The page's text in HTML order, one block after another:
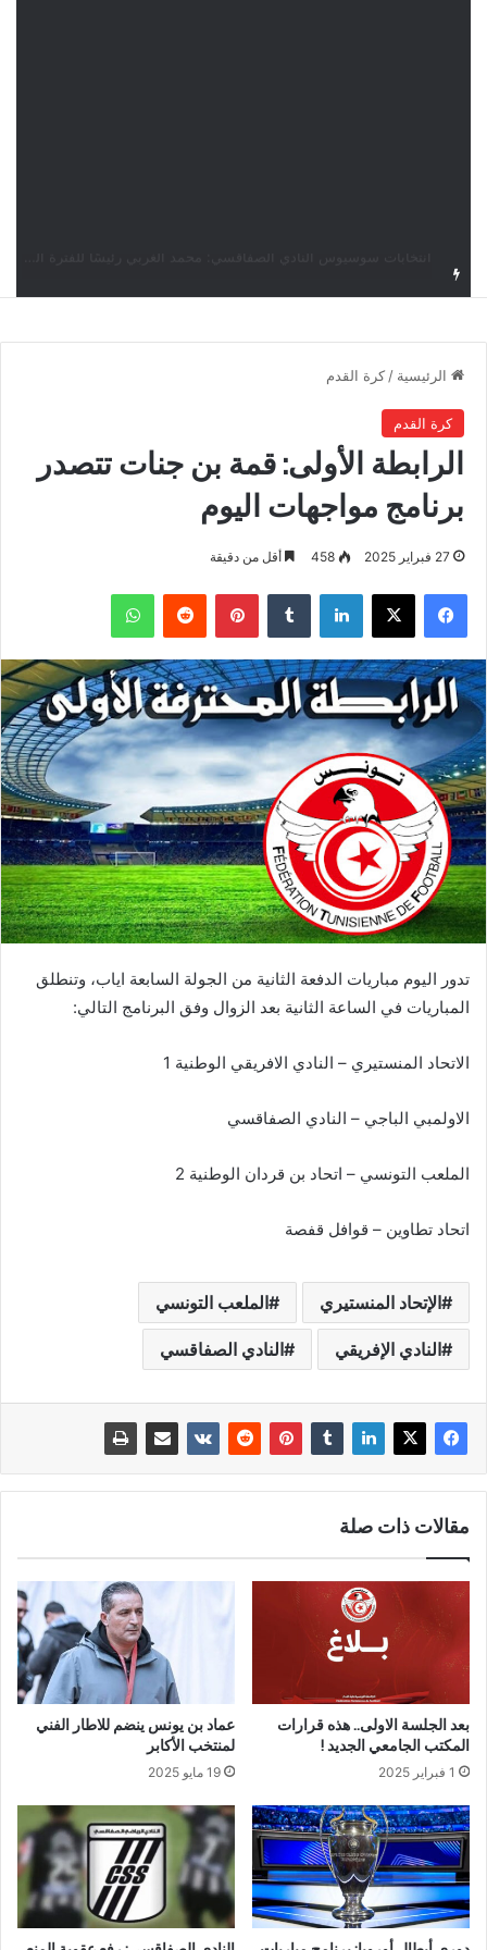
الرئيسية / كرة القدم
كرة القدم
الرابطة الأولى: قمة بن جنات تتصدر
برنامج مواجهات اليوم
27 فبراير 2025 458 أقل من دقيقة
فيسبوك ‫X لينكدإن بينتيريست واتساب
تدور اليوم مباريات الدفعة الثانية من الجولة السابعة اياب، وتنطلق
المباريات في الساعة الثانية بعد الزوال وفق البرنامج التالي:
الاتحاد المنستيري – النادي الافريقي الوطنية 1
الاولمبي الباجي – النادي الصفاقسي
الملعب التونسي – اتحاد بن قردان الوطنية 2
اتحاد تطاوين – قوافل قفصة
الإتحاد المنستيري الملعب التونسي
النادي الإفريقي النادي الصفاقسي
مقالات ذات صلة
بعد الجلسة الاولى.. هذه قرارات
المكتب الجامعي الجديد !
1 فبراير 2025
عماد بن يونس ينضم للاطار الفني
لمنتخب الأكابر
19 مايو 2025